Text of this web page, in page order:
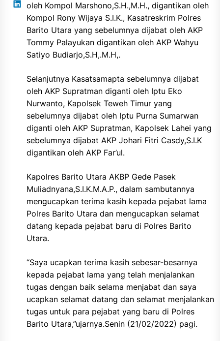
oleh Kompol Marshono,S.H.,M.H., digantikan oleh
Kompol Rony Wijaya S.I.K., Kasatreskrim Polres
Barito Utara yang sebelumnya dijabat oleh AKP
Tommy Palayukan digantikan oleh AKP Wahyu
Satiyo Budiarjo,S.H,.M.H,.
Selanjutnya Kasatsamapta sebelumnya dijabat
oleh AKP Supratman diganti oleh Iptu Eko
Nurwanto, Kapolsek Teweh Timur yang
sebelumnya dijabat oleh Iptu Purna Sumarwan
diganti oleh AKP Supratman, Kapolsek Lahei yang
sebelumnya dijabat AKP Johari Fitri Casdy,S.I.K
digantikan oleh AKP Far’ul.
Kapolres Barito Utara AKBP Gede Pasek
Muliadnyana,S.I.K.M.A.P., dalam sambutannya
mengucapkan terima kasih kepada pejabat lama
Polres Barito Utara dan mengucapkan selamat
datang kepada pejabat baru di Polres Barito
Utara.
“Saya ucapkan terima kasih sebesar-besarnya
kepada pejabat lama yang telah menjalankan
tugas dengan baik selama menjabat dan saya
ucapkan selamat datang dan selamat menjalankan
tugas untuk para pejabat yang baru di Polres
Barito Utara,”ujarnya.Senin (21/02/2022) pagi.